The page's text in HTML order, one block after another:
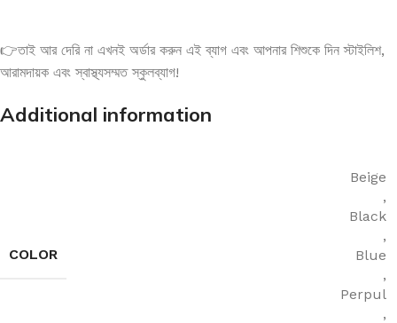
👉তাই আর দেরি না এখনই অর্ডার করুন এই ব্যাগ এবং আপনার শিশুকে দিন স্টাইলিশ,
আরামদায়ক এবং স্বাস্থ্যসম্মত স্কুলব্যাগ!
Additional information
COLOR
Beige
,
Black
,
Blue
,
Perpul
,